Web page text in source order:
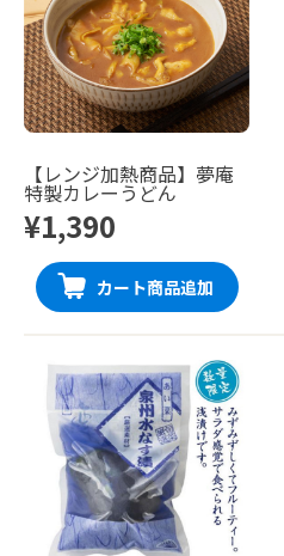
【レンジ加熱商品】夢庵
特製カレーうどん
¥1,390
カート商品追加